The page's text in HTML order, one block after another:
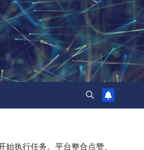
执行任务。平台整合点赞、